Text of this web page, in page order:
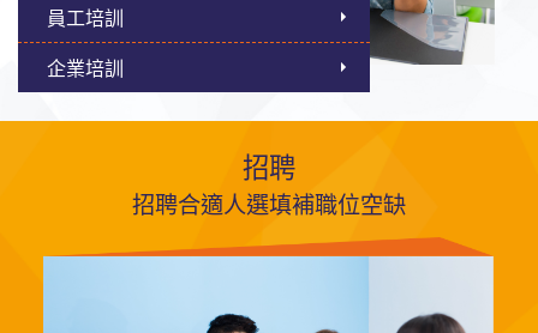
員工培訓
企業培訓
招聘
招聘合適人選填補職位空缺